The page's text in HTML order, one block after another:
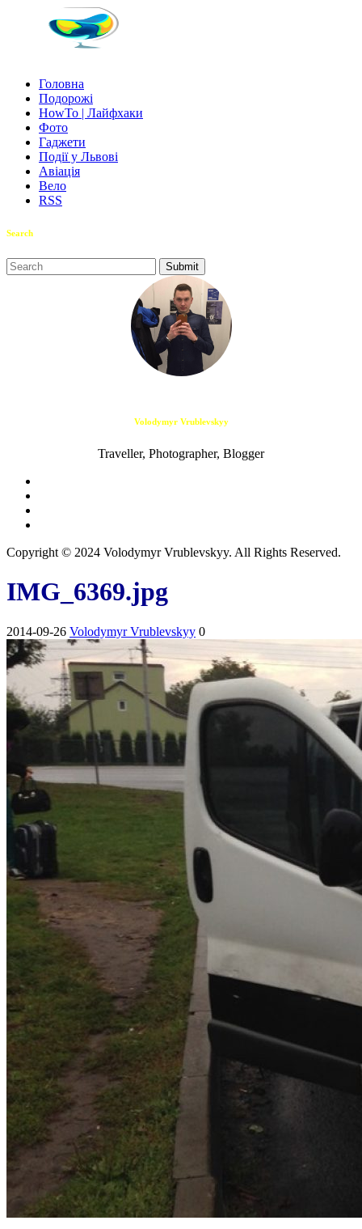
Головна
Подорожі
HowTo | Лайфхаки
Фото
Гаджети
Події у Львові
Авіація
Вело
RSS
Search
Volodymyr Vrublevskyy
Traveller, Photographer, Blogger
Copyright © 2024 Volodymyr Vrublevskyy. All Rights Reserved.
IMG_6369.jpg
2014-09-26 Volodymyr Vrublevskyy 0